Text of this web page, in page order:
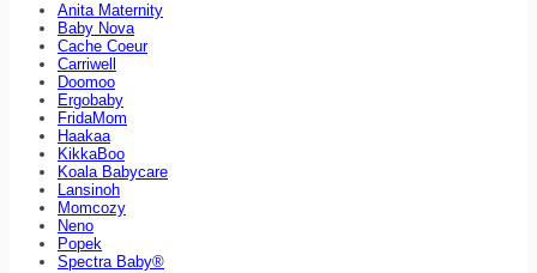
Anita Maternity
Baby Nova
Cache Coeur
Carriwell
Doomoo
Ergobaby
FridaMom
Haakaa
KikkaBoo
Koala Babycare
Lansinoh
Momcozy
Neno
Popek
Spectra Baby®